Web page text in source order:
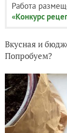
Работа
«Конкурс
Вкусная и
Попробуем?